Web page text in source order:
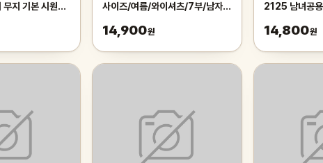
지 기본 시원한
사이즈/여름/와이셔츠/7부/남자/
14,900원
2125 남녀공
14,800원